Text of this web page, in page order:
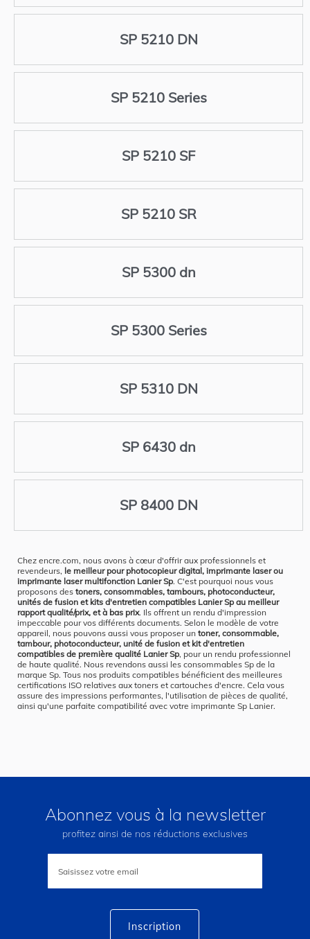
SP 5210 DN
SP 5210 Series
SP 5210 SF
SP 5210 SR
SP 5300 dn
SP 5300 Series
SP 5310 DN
SP 6430 dn
SP 8400 DN
Chez encre.com, nous avons à cœur d'offrir aux professionnels et
revendeurs, le meilleur pour photocopieur digital, imprimante laser ou
imprimante laser multifonction Lanier Sp. C'est pourquoi nous vous
proposons des toners, consommables, tambours, photoconducteur,
unités de fusion et kits d'entretien compatibles Lanier Sp au meilleur
rapport qualité/prix, et à bas prix. Ils offrent un rendu d'impression
impeccable pour vos différents documents. Selon le modèle de votre
appareil, nous pouvons aussi vous proposer un toner, consommable,
tambour, photoconducteur, unité de fusion et kit d'entretien
compatibles de première qualité Lanier Sp, pour un rendu professionnel
de haute qualité. Nous revendons aussi les consommables Sp de la
marque Sp. Tous nos produits compatibles bénéficient des meilleures
certifications ISO relatives aux toners et cartouches d'encre. Cela vous
assure des impressions performantes, l'utilisation de pièces de qualité,
ainsi qu'une parfaite compatibilité avec votre imprimante Sp Lanier.
Abonnez vous à la newsletter
profitez ainsi de nos réductions exclusives
lettre
Inscription